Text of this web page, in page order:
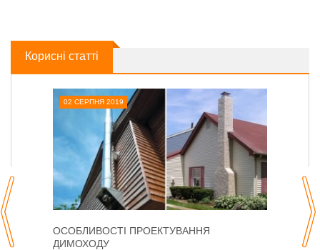
Корисні статті
02 СЕРПНЯ 2019
ОСОБЛИВОСТІ ПРОЕКТУВАННЯ
ДИМОХОДУ